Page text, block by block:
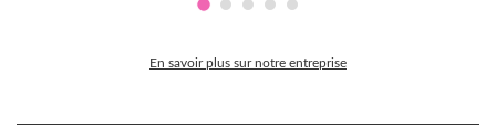
En savoir plus sur notre entreprise